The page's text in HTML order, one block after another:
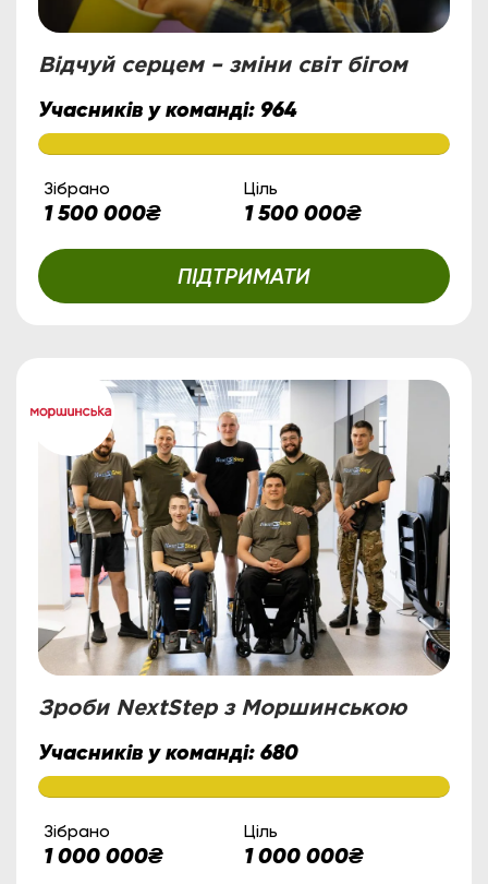
Відчуй серцем – зміни світ бігом
Учасників у команді: 964
Зібрано
1 500 000₴
Ціль
1 500 000₴
ПІДТРИМАТИ
Зроби NextStep з Моршинською
Учасників у команді: 680
Зібрано
1 000 000₴
Ціль
1 000 000₴